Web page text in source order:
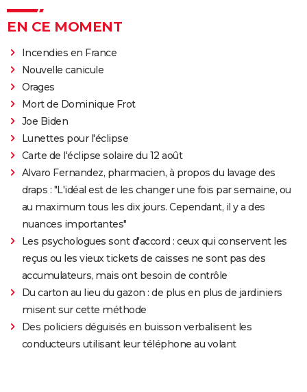
EN CE MOMENT
Incendies en France
Nouvelle canicule
Orages
Mort de Dominique Frot
Joe Biden
Lunettes pour l'éclipse
Carte de l'éclipse solaire du 12 août
Alvaro Fernandez, pharmacien, à propos du lavage des
draps : "L'idéal est de les changer une fois par semaine, ou
au maximum tous les dix jours. Cependant, il y a des
nuances importantes"
Les psychologues sont d'accord : ceux qui conservent les
reçus ou les vieux tickets de caisses ne sont pas des
accumulateurs, mais ont besoin de contrôle
Du carton au lieu du gazon : de plus en plus de jardiniers
misent sur cette méthode
Des policiers déguisés en buisson verbalisent les
conducteurs utilisant leur téléphone au volant